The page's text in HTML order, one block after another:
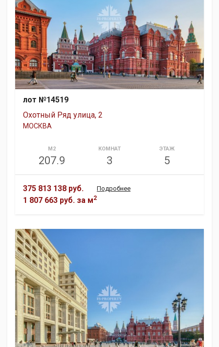
лот №14519
Охотный Ряд улица, 2
МОСКВА
М2
207.9
КОМНАТ
3
ЭТАЖ
5
375 813 138 руб.
1 807 663 руб. за м2
Подробнее